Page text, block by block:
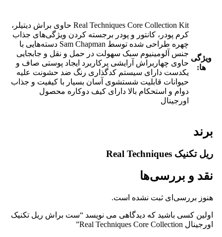
ویژگی
ها:
Real Techniques Core Collection Kit حاوی براش دیتیلر،
کرم پودر، کانتور و پودر برجسته کردن ویژگی‌های جذاب
چهره طراحی شده توسط Sam Chapman دسته‌هایی با
جنس آلومینیوم سبک سهولت در حمل و نقل و جابجایی
حاوی چهاربراش آرایشی پرکاربرد ایجاد پوستی صاف و
یکدست دارای سیستم کدگذاری رنگ ضد حشونت علیه
حیوانات قابلیت شستشوی آسان بسیار با کیفیت و جذاب
دوام و استحکام بالا دارای کیف دوکاره محصول
اورجینال
برند
ریل تکنیک Real Techniques
نقد و بررسی‌ها
هنوز بررسی‌ای ثبت نشده است.
اولین کسی باشید که دیدگاهی می نویسد “ست براش ریل تکنیک
اورجینال Real Techniques Core Collection”